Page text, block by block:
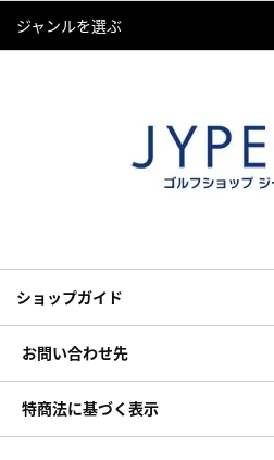
ジャンルを選ぶ
ショップガイド
お問い合わせ先
特商法に基づく表示